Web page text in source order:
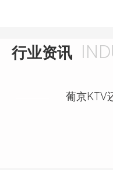
行业资讯
葡京KTV